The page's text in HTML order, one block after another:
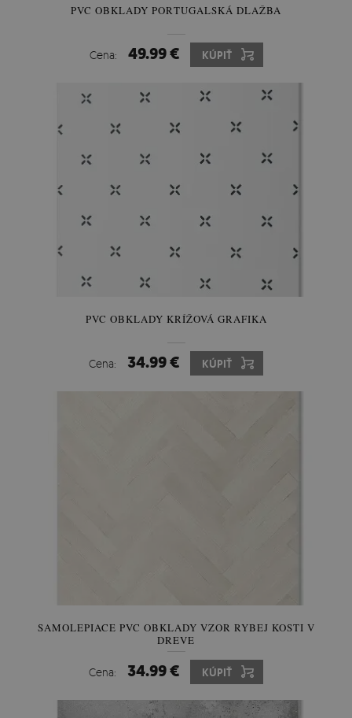
PVC OBKLADY PORTUGALSKÁ DLAŽBA
Cena: 49.99 € KÚPIŤ
PVC OBKLADY KRÍŽOVÁ GRAFIKA
Cena: 34.99 € KÚPIŤ
SAMOLEPIACE PVC OBKLADY VZOR RYBEJ KOSTI V
DREVE
Cena: 34.99 € KÚPIŤ